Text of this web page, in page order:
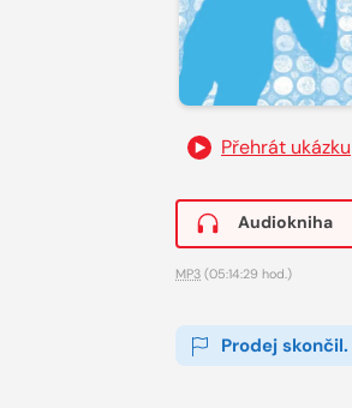
Přehrát ukázku
Audiokniha
MP3 (05:14:29 hod.)
Prodej skončil.